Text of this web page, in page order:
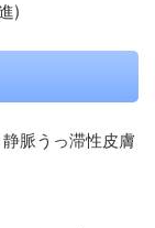
)
脈うっ滞性皮膚